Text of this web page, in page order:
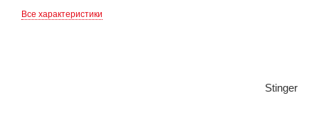
Все характеристики
Stinger